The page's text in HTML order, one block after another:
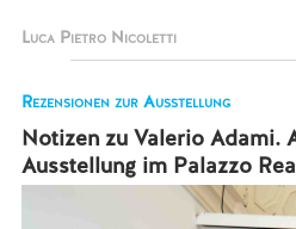
Luca Pietro Nicoletti
Rezensionen zur Ausstellung
Notizen zu Valerio Adami.
Ausstellung im Palazzo